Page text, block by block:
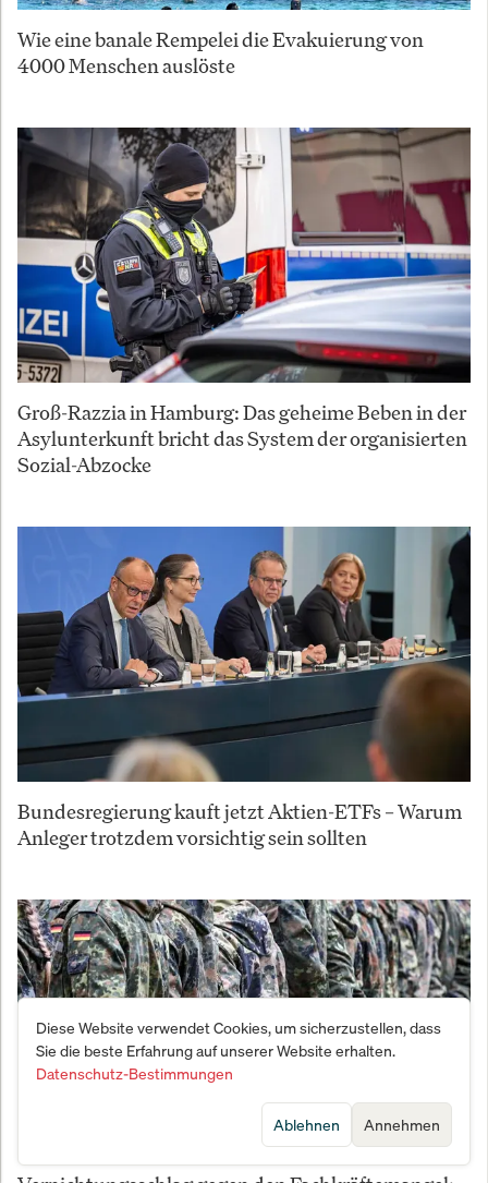
Wie eine banale Rempelei die Evakuierung von
4000 Menschen auslöste
Groß-Razzia in Hamburg: Das geheime Beben in der
Asylunterkunft bricht das System der organisierten
Sozial-Abzocke
Bundesregierung kauft jetzt Aktien-ETFs – Warum
Anleger trotzdem vorsichtig sein sollten
Diese Website verwendet Cookies, um sicherzustellen, dass
Sie die beste Erfahrung auf unserer Website erhalten.
Datenschutz-Bestimmungen
Annehmen
Ablehnen